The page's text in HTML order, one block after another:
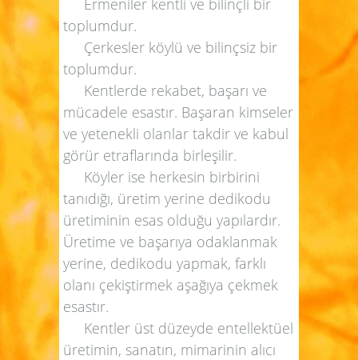
Ermeniler kentli ve bilinçli bir
toplumdur.
Çerkesler köylü ve bilinçsiz bir
toplumdur.
Kentlerde rekabet, başarı ve
mücadele esastır. Başaran kimseler
ve yetenekli olanlar takdir ve kabul
görür etraflarında birleşilir.
Köyler ise herkesin birbirini
tanıdığı, üretim yerine dedikodu
üretiminin esas olduğu yapılardır.
Üretime ve başarıya odaklanmak
yerine, dedikodu yapmak, farklı
olanı çekiştirmek aşağıya çekmek
esastır.
Kentler üst düzeyde entellektüel
üretimin, sanatın, mimarinin alıcı